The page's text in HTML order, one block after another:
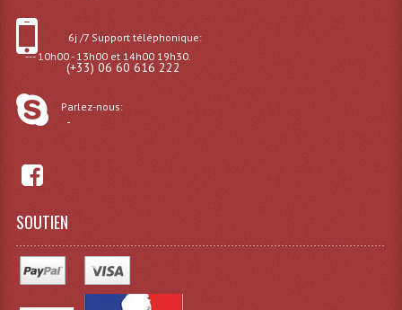
Micro Sans Fil HF UHF 800MHZ
Micros De Studio
Samplers, Échantillonneurs
6j /7 Support téléphonique:
--- 10h00 - 13h00 et 14h00 19h30.
(+33) 06 60 616 222
Parlez-nous:
-
SOUTIEN